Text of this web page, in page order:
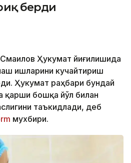
берди
Смаилов Ҳукумат йиғилишида
ишларини кучайтириш
Ҳукумат раҳбари бундай
қарши бошқа йўл билан
таъкидлади, деб
мухбири.